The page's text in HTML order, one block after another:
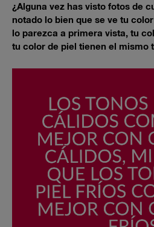
¿Alguna vez has visto fotos de
notado lo bien que se ve tu
lo parezca a primera vista, tu
tu color de piel tienen el mismo